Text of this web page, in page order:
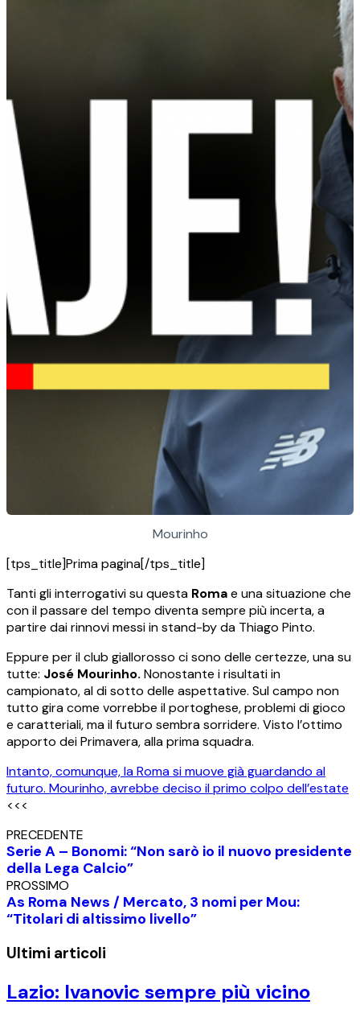
Mourinho
[tps_title]Prima pagina[/tps_title]
Tanti gli interrogativi su questa Romae una situazione che
con il passare del tempo diventa sempre più incerta, a
partire dai rinnovi messi in stand-by da Thiago Pinto.
Eppure per il club giallorosso ci sono delle certezze, una su
tutte: José Mourinho. Nonostante i risultati in
campionato, al di sotto delle aspettative. Sul campo non
tutto gira come vorrebbe il portoghese, problemi di gioco
e caratteriali, ma il futuro sembra sorridere. Visto l’ottimo
apporto dei Primavera, alla prima squadra.
Intanto, comunque, la Roma si muove già guardando al
futuro. Mourinho, avrebbe deciso il primo colpo dell’estate
<<<
PRECEDENTE
Serie A – Bonomi: “Non sarò io il nuovo presidente
della Lega Calcio”
PROSSIMO
As Roma News / Mercato, 3 nomi per Mou:
“Titolari di altissimo livello”
Ultimi articoli
Lazio: Ivanovic sempre più vicino